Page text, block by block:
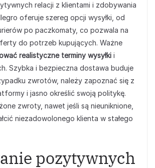
relacji z klientami i zdobywania
oferuje szereg opcji wysyłki, od
po paczkomaty, co pozwala na
do potrzeb kupujących. Ważne
realistyczne terminy wysyłki i
Szybka i bezpieczna dostawa buduje
zwrotów, należy zapoznać się z
i jasno określić swoją politykę.
zwroty, nawet jeśli są nieuniknione,
niezadowolonego klienta w stałego
pozytywnych